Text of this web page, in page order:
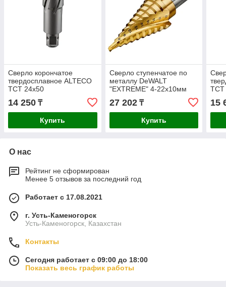
Сверло корончатое
твердосплавное ALTECO
TCT 24х50
14 250 ₸
Купить
Сверло ступенчатое по
металлу DeWALT
"EXTREME" 4-22х10мм
27 202₸
Купить
TCT
15
О нас
Рейтинг не сформирован
Менее 5 отзывов за последний год
Работает с 17.08.2021
г. Усть-Каменогорск
Усть-Каменогорск, Казахстан
Контакты
Сегодня работает с 09:00 до 18:00
Показать весь график работы